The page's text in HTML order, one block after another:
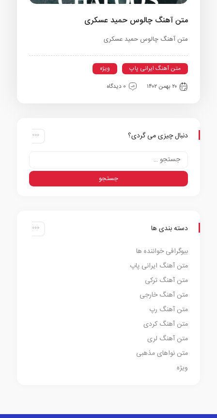
متن آهنگ چالوس حمید عسکری
متن آهنگ چالوس حمید عسکری
متن آهنگ ایرانی پاپ
ویژه
۲۰ بهمن ۱۴۰۲
0 دیدگاه
دنبال چیزی می گردی؟
دسته بندی ها
بیوگرافی خواننده ها
متن آهنگ ایرانی پاپ
متن آهنگ ترکی
متن آهنگ خارجی
متن آهنگ رپ
متن آهنگ کردی
متن آهنگ لری
متن نواهای مذهبی
ویژه